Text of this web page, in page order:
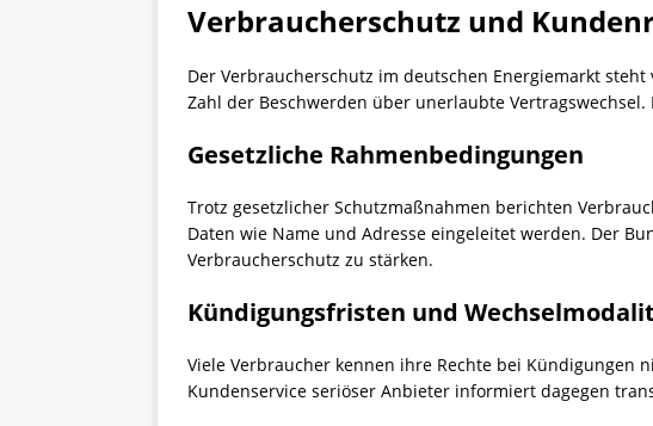
Verbraucherschutz und
Der Verbraucherschutz im deutschen Energiemarkt
Zahl der Beschwerden über unerlaubte
Gesetzliche Rahmenbedingungen
Trotz gesetzlicher Schutzmaßnahmen berichten
Daten wie Name und Adresse eingeleitet werden. Der
Verbraucherschutz zu stärken.
Kündigungsfristen und
Viele Verbraucher kennen ihre Rechte bei
Kundenservice seriöser Anbieter informiert dagegen